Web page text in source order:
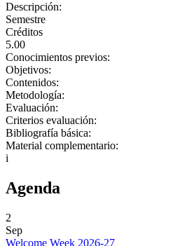
Descripción:
Semestre
Créditos
5.00
Conocimientos previos:
Objetivos:
Contenidos:
Metodología:
Evaluación:
Criterios evaluación:
Bibliografía básica:
Material complementario:
i
Agenda
2
Sep
Welcome Week 2026-27